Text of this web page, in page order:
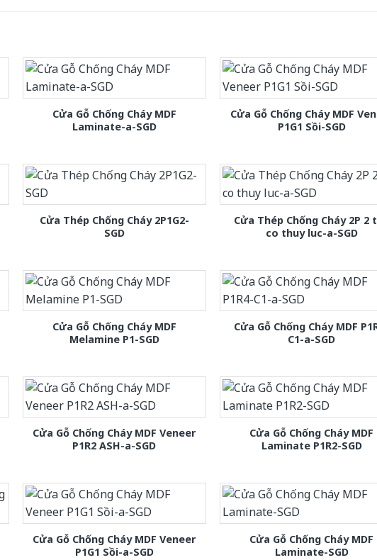
Cửa Gỗ Chống Cháy MDF
Laminate-a-SGD
Cửa Gỗ Chống Cháy MDF
P1G1 Sồi-SGD
Cửa Thép Chống Cháy 2P1G2-
SGD
Cửa Thép Chống Cháy 2P 2
co thuy luc-a-SGD
Cửa Gỗ Chống Cháy MDF
Melamine P1-SGD
Cửa Gỗ Chống Cháy MDF
C1-a-SGD
Cửa Gỗ Chống Cháy MDF Veneer
P1R2 ASH-a-SGD
Cửa Gỗ Chống Cháy MDF
Laminate P1R2-SGD
Cửa Gỗ Chống Cháy MDF Veneer
P1G1 Sồi-a-SGD
Cửa Gỗ Chống Cháy MDF
Laminate-SGD